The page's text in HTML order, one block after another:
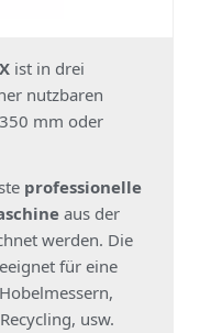
ist in drei
nutzbaren
mm oder
professionelle
aus der
werden. Die
für eine
usw.